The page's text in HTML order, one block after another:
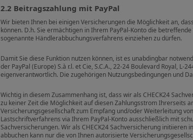
2.2 Beitragszahlung mit PayPal
Wir bieten Ihnen bei einigen Versicherungen die Möglichkeit an,
können. D.h. Sie ermächtigen in Ihrem PayPal-Konto die
sogenannte Händlerabbuchungsverfahrens einziehen zu dürfen.
Damit Sie diese Funktion nutzen können, ist es unabdingbar
der PayPal (Europe) S.à r.l. et Cie, S.C.A., 22-24 Boulevard Royal,
eigenverantwortlich. Die zugehörigen Nutzungsbedingungen und
Wichtig in diesem Zusammenhang ist, dass wir als CHECK24
zu keiner Zeit die Möglichkeit auf diesen Zahlungsstrom Ihrerseits
Versicherungsgesellschaft zum Empfang und/oder Weiterleitung
Lastschriftverfahrens via Ihrem PayPal-Konto ausschließlich mit
Sachversicherungen. Wir als CHECK24 Sachversicherung
abbuchen kann nur die von Ihnen autorisierte